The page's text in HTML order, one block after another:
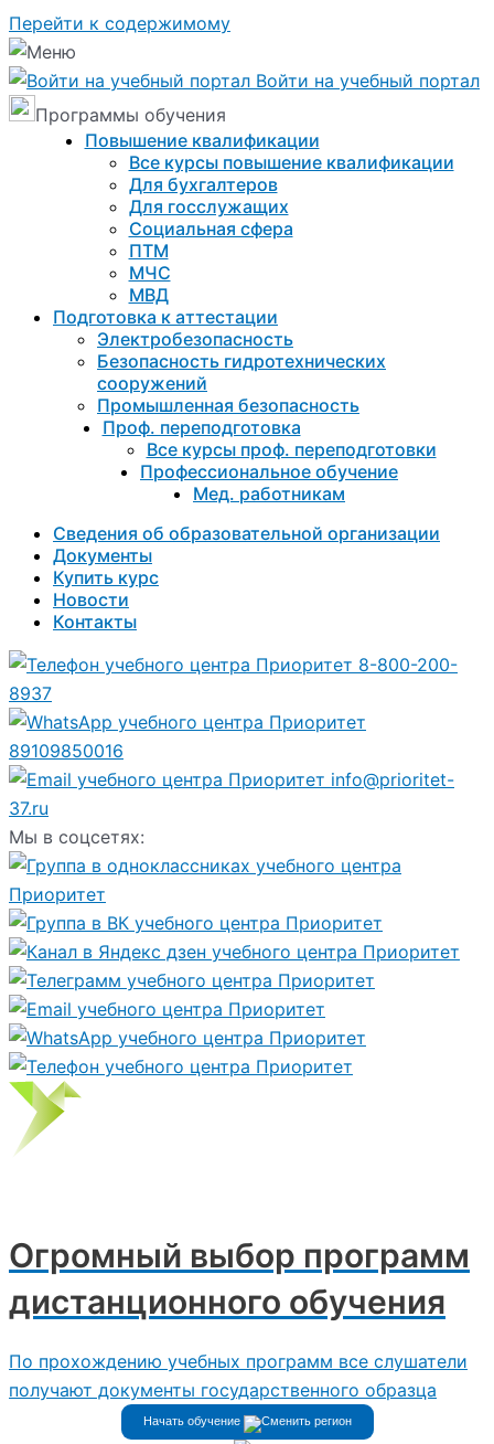
Перейти к содержимому
Войти на учебный портал
Программы обучения
Повышение квалификации
Все курсы повышение квалификации
Для бухгалтеров
Для госслужащих
Социальная сфера
ПТМ
МЧС
МВД
Подготовка к aттестации
Электробезопасность
Безопасность гидротехнических
сооружений
Промышленная безопасность
Проф. переподготовка
Все курсы проф. переподготовки
Профессиональное обучение
Мед. работникам
Сведения об образовательной организации
Документы
Купить курс
Новости
Контакты
8-800-200-
8937
89109850016
info@prioritet-
37.ru
Мы в соцсетях:
Огромный выбор программ
дистанционного обучения
По прохождению учебных программ все слушатели
получают документы государственного образца
Начать обучение